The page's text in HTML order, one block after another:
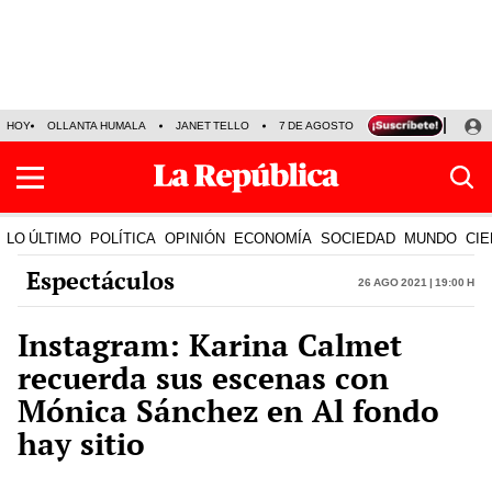
HOY OLLANTA HUMALA JANET TELLO 7 DE AGOSTO TINKA RESULTADOS
LO ÚLTIMO POLÍTICA OPINIÓN ECONOMÍA SOCIEDAD MUNDO
Espectáculos 26 Ago 2021 | 19:00 h
Instagram: Karina Calmet
recuerda sus escenas con
Mónica Sánchez en Al fondo
hay sitio